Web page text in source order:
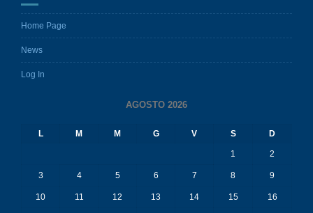
Home Page
News
Log In
AGOSTO 2026
L M M G V S D
1 2
3 4 5 6 7 8 9
10 11 12 13 14 15 16